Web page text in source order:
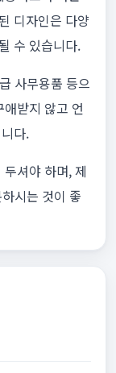
디자인은 다양
수 있습니다.
사무용품 등으
받지 않고 언
다.
셔야 하며, 제
시는 것이 좋